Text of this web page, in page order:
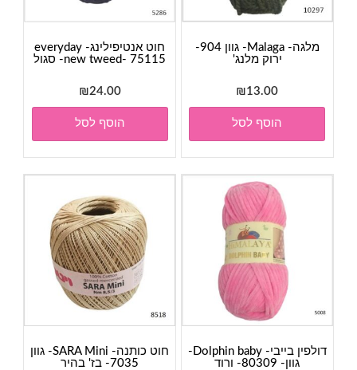
מלגה- Malaga- גוון 904-
ירוק מלנג'
₪13.00
הוסף לסל
חוט אנטיפילינג- everyday
new tweed- 75115- סגול
₪24.00
הוסף לסל
דולפין בייבי- Dolphin baby-
גוון- 80309- ורוד
חוט כותנה- SARA Mini- גוון
7035- בז' בהיר